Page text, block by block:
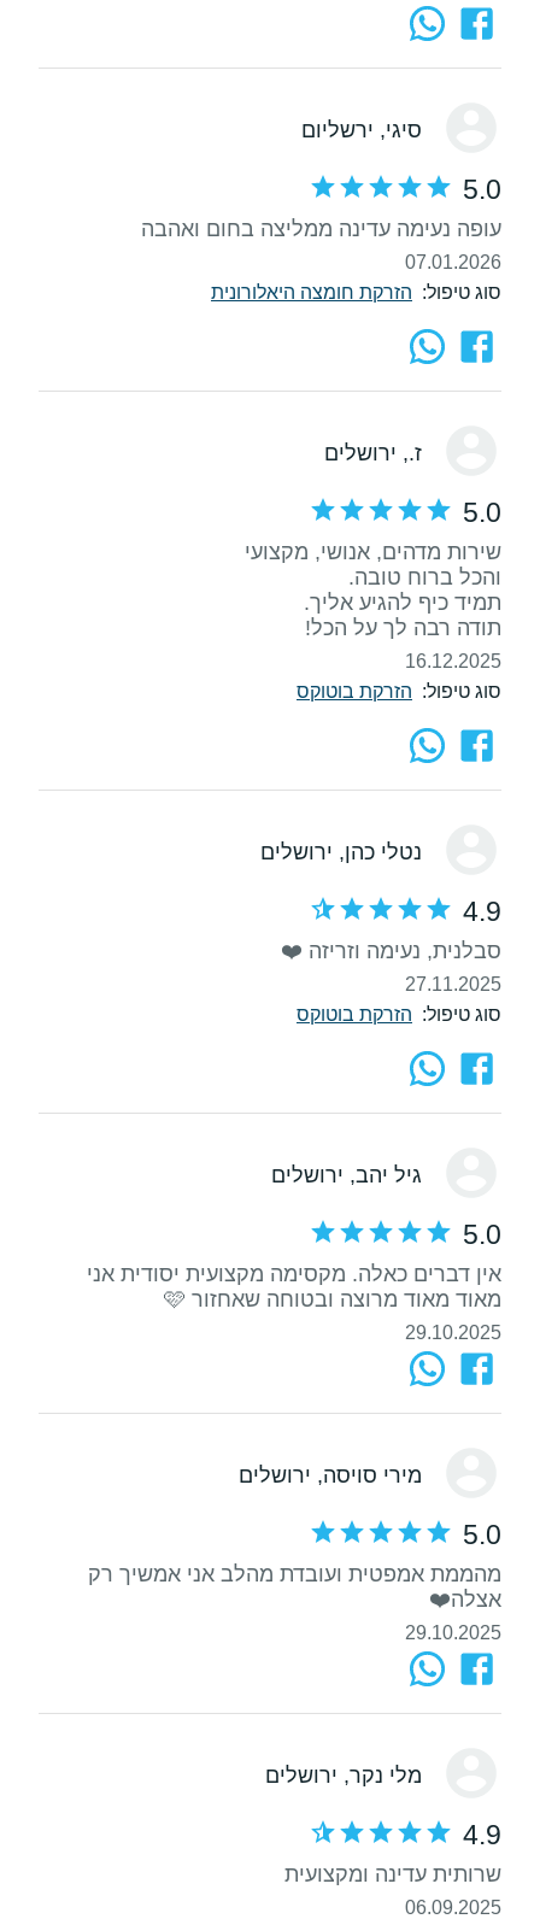
סיגי, ירשליום
5.0
עופה נעימה עדינה ממליצה בחום ואהבה
07.01.2026
סוג טיפול: הזרקת חומצה היאלורונית
ז., ירושלים
5.0
תודה רבה לך על הכל!
16.12.2025
סוג טיפול: הזרקת בוטוקס
נטלי כהן, ירושלים
4.9
סבלנית, נעימה וזריזה ❤️
27.11.2025
סוג טיפול: הזרקת בוטוקס
גיל יהב, ירושלים
5.0
אין דברים כאלה. מקסימה מקצועית יסודית אני
מאוד מאוד מרוצה ובטוחה שאחזור 🩷
29.10.2025
מירי סויסה, ירושלים
5.0
מהממת אמפטית ועובדת מהלב אני אמשיך רק
אצלה❤️
29.10.2025
מלי נקר, ירושלים
4.9
שרותית עדינה ומקצועית
06.09.2025